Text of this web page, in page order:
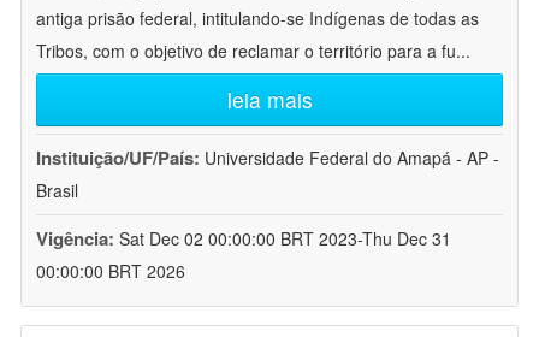
antiga prisão federal, intitulando-se Indígenas de todas as
Tribos, com o objetivo de reclamar o território para a fu...
leia mais
Instituição/UF/País: Universidade Federal do Amapá - AP -
Brasil
Vigência: Sat Dec 02 00:00:00 BRT 2023-Thu Dec 31
00:00:00 BRT 2026